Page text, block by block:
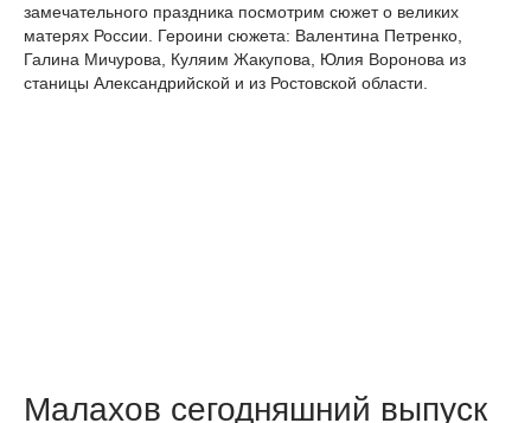
замечательного праздника посмотрим сюжет о великих
матерях России. Героини сюжета: Валентина Петренко,
Галина Мичурова, Куляим Жакупова, Юлия Воронова из
станицы Александрийской и из Ростовской области.
Малахов сегодняшний выпуск